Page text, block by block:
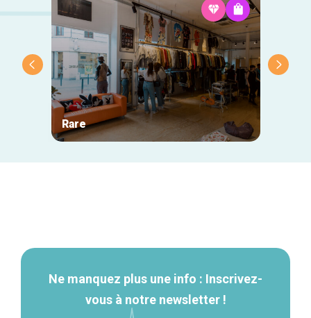
Rare
Ne manquez plus une info : Inscrivez-
vous à notre newsletter !